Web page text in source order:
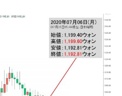
弾･装薬自動供給装甲車両･珍
。
07月の輸出入」絶好調。半導
体の41％もある
「青年層の雇用状況が悪い。せ
どんな雇用対策だソレ。